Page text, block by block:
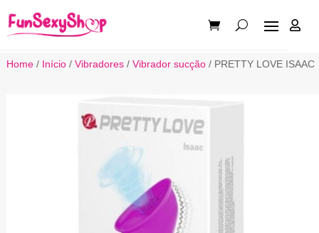

Home/ Início/ Vibradores/ Vibrador sucção/ PRETTY LOVE ISAAC